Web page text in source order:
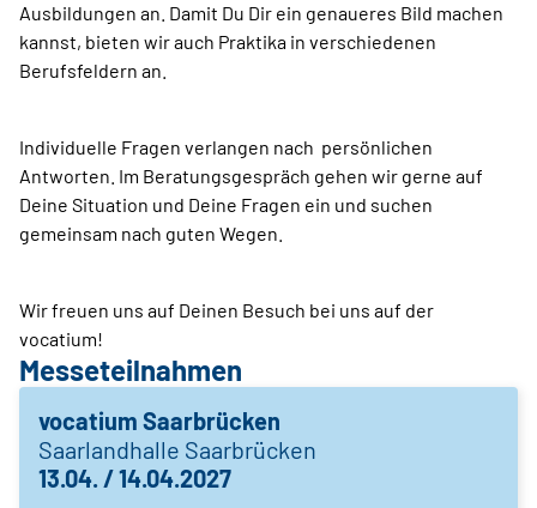
Ausbildungen an. Damit Du Dir ein genaueres Bild machen
kannst, bieten wir auch Praktika in verschiedenen
Berufsfeldern an.
Individuelle Fragen verlangen nach persönlichen
Antworten. Im Beratungsgespräch gehen wir gerne auf
Deine Situation und Deine Fragen ein und suchen
gemeinsam nach guten Wegen.
Wir freuen uns auf Deinen Besuch bei uns auf der
vocatium!
Messeteilnahmen
vocatium Saarbrücken
Saarlandhalle Saarbrücken
13.04. / 14.04.2027